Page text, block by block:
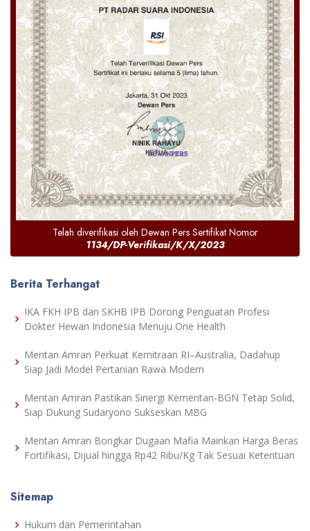
Telah diverifikasi oleh Dewan Pers Sertifikat Nomor
1134/DP-Verifikasi/K/X/2023
Berita Terhangat
IKA FKH IPB dan SKHB IPB Dorong Penguatan Profesi
Dokter Hewan Indonesia Menuju One Health
Mentan Amran Perkuat Kemitraan RI–Australia, Dadahup
Siap Jadi Model Pertanian Rawa Modern
Mentan Amran Pastikan Sinergi Kementan-BGN Tetap Solid,
Siap Dukung Sudaryono Sukseskan MBG
Mentan Amran Bongkar Dugaan Mafia Mainkan Harga Beras
Fortifikasi, Dijual hingga Rp42 Ribu/Kg Tak Sesuai Ketentuan
Sitemap
Hukum dan Pemerintahan